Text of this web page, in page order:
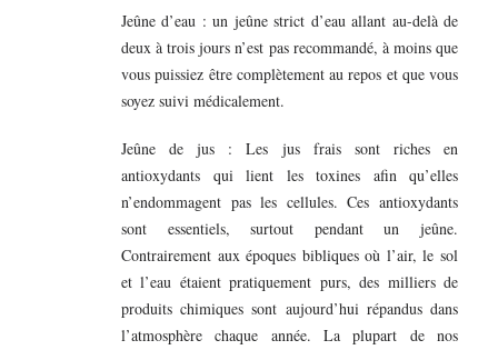
Jeûne d’eau : un jeûne strict d’eau allant au-delà de
deux à trois jours n’est pas recommandé, à moins que
vous puissiez être complètement au repos et que vous
soyez suivi médicalement.
Jeûne de jus : Les jus frais sont riches en
antioxydants qui lient les toxines afin qu’elles
n’endommagent pas les cellules. Ces antioxydants
sont essentiels, surtout pendant un jeûne.
Contrairement aux époques bibliques où l’air, le sol
et l’eau étaient pratiquement purs, des milliers de
produits chimiques sont aujourd’hui répandus dans
l’atmosphère chaque année. La plupart de nos